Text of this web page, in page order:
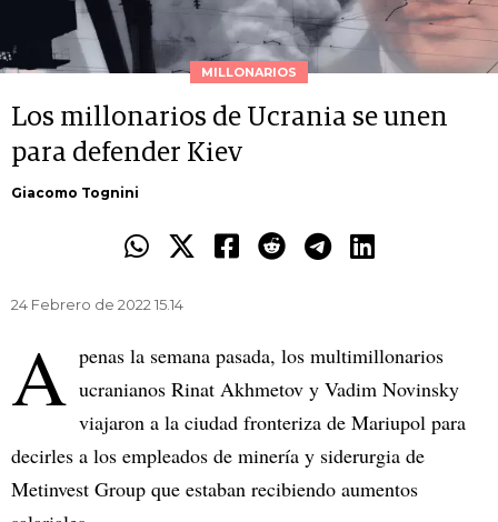
MILLONARIOS
Los millonarios de Ucrania se unen
para defender Kiev
Giacomo Tognini
24 Febrero de 2022 15.14
A penas la semana pasada, los multimillonarios
ucranianos Rinat Akhmetov y Vadim Novinsky
viajaron a la ciudad fronteriza de Mariupol para
decirles a los empleados de minería y siderurgia de
Metinvest Group que estaban recibiendo aumentos